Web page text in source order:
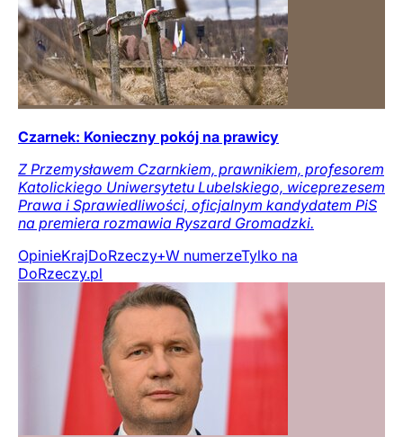
Czarnek: Konieczny pokój na prawicy
Z Przemysławem Czarnkiem, prawnikiem, profesorem
Katolickiego Uniwersytetu Lubelskiego, wiceprezesem
Prawa i Sprawiedliwości, oficjalnym kandydatem PiS
na premiera rozmawia Ryszard Gromadzki.
OpinieKrajDoRzeczy+W numerzeTylko na
DoRzeczy.pl